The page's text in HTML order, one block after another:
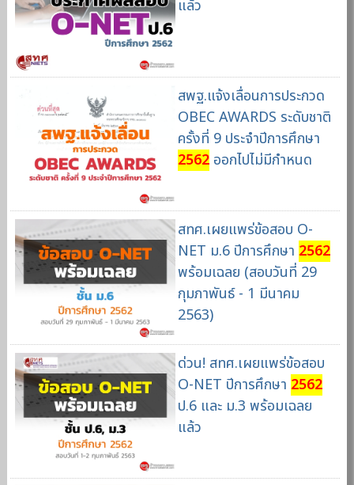
แล้ว
สพฐ.แจ้งเลื่อนการประกวด
OBEC AWARDS ระดับชาติ
ครั้งที่ 9 ประจำปีการศึกษา
2562ออกไปไม่มีกำหนด
สทศ.เผยแพร่ข้อสอบ O-
NET ม.6 ปีการศึกษา 2562
พร้อมเฉลย (สอบวันที่ 29
กุมภาพันธ์ - 1 มีนาคม
2563)
ด่วน! สทศ.เผยแพร่ข้อสอบ
O-NET ปีการศึกษา 2562
ป.6 และ ม.3 พร้อมเฉลย
แล้ว